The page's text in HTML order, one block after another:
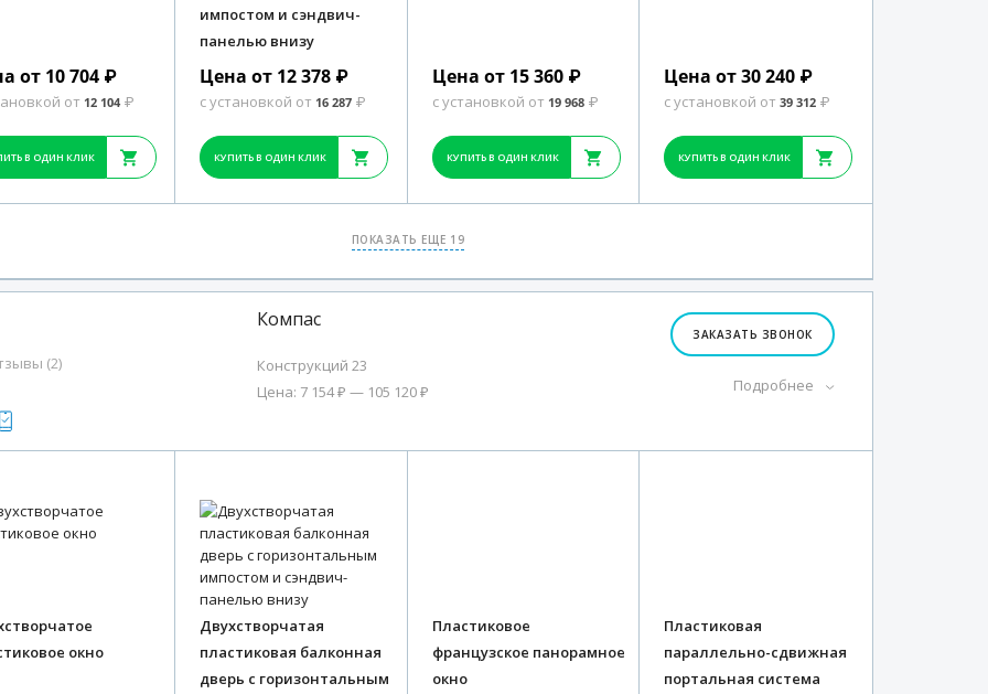
от 10 704 ₽
от 12 104 ₽
В ОДИН КЛИК
импостом и сэндвич-
панелью внизу
Цена от 12 378 ₽
с установкой от 16 287 ₽
КУПИТЬ В ОДИН КЛИК
Цена от 15 360 ₽
с установкой от 19 968 ₽
КУПИТЬ В ОДИН КЛИК
Цена от 30 240 ₽
с установкой от39 312 ₽
КУПИТЬ В ОДИН КЛИК
ПОКАЗАТЬ ЕЩЕ 19
Компас
ЗАКАЗАТЬ ЗВОНОК
(2)
Конструкций 23
Цена: 7 154 ₽ — 105 120 ₽
Подробнее
окно
Двухстворчатая
пластиковая балконная
дверь с горизонтальным
Пластиковое
французское панорамное
окно
Пластиковая
параллельно-сдвижная
портальная система